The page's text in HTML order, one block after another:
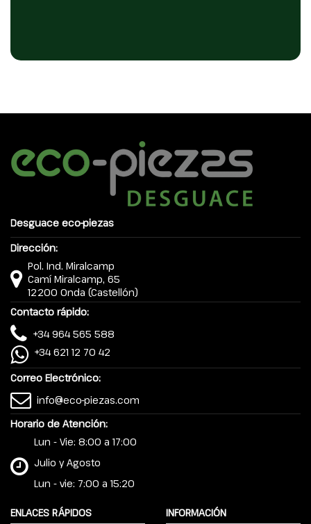
Desguace eco-piezas
Dirección:
Pol. Ind. Miralcamp
Camí Miralcamp, 65
12200 Onda (Castellón)
Contacto rápido:
+34 964 565 588
+34 621 12 70 42
Correo Electrónico:
info@eco-piezas.com
Horario de Atención:
Lun - Vie: 8:00 a 17:00
Julio y Agosto
Lun - vie: 7:00 a 15:20
ENLACES RÁPIDOS
INFORMACIÓN